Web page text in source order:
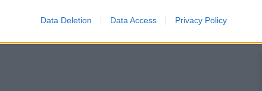
Data Deletion Data Access Privacy Policy